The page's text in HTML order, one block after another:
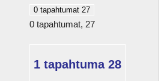
0 tapahtumat 27
0 tapahtumat, 27
1 tapahtuma 28